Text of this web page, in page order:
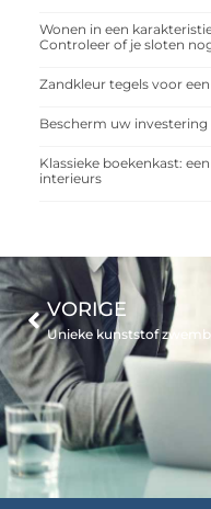
Wonen in een
Controleer of je sloten
Zandkleur tegels voor
Bescherm uw
Klassieke boekenkast:
interieurs
VORIGE